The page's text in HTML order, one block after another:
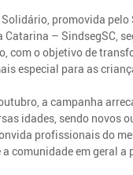
promovida
Catarina – SindsegSC,
com o objetivo de
especial para as
a campanha
idades, sendo novos
profissionais do
comunidade em geral a